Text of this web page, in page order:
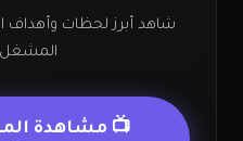
شاهد أبرز لحظات وأهداف
المشغل
📺 مشاهدة